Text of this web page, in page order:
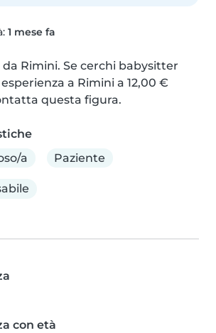
1 mese fa
Rimini. Se cerchi babysitter
a Rimini a 12,00 €
questa figura.
a
Paziente
con età